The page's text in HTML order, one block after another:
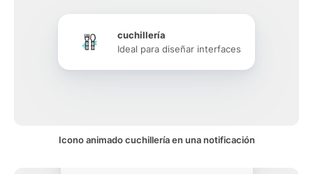
cuchillería
Ideal para diseñar interfaces
Icono animado cuchillería en una notificación